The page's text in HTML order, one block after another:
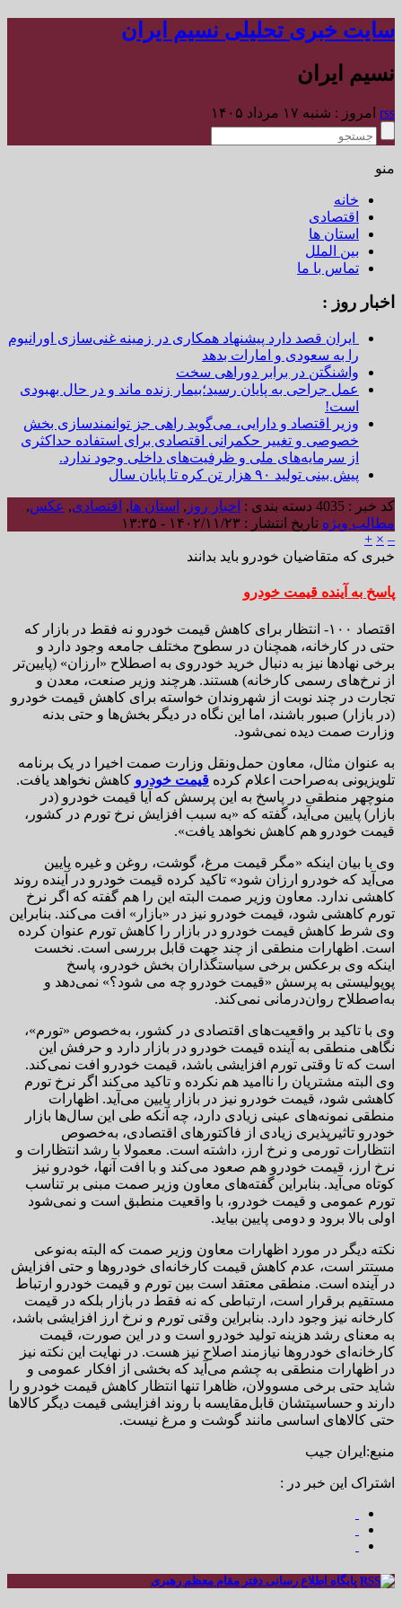
سایت خبری تحلیلی نسیم ایران
نسیم ایران
rss امروز : شنبه ۱۷ مرداد ۱۴۰۵
منو
خانه
اقتصادی
استان ها
بین الملل
تماس با ما
اخبار روز :
ایران قصد دارد پیشنهاد همکاری در زمینه غنی‌سازی اورانیوم
را به سعودی و امارات بدهد
واشنگتن در برابر دوراهی سخت
عمل جراحی به پایان رسید؛بیمار زنده ماند و در حال بهبودی
است!
وزیر اقتصاد و دارایی، می‌گوید راهی جز توانمندسازی بخش
خصوصی و تغییر حکمرانی اقتصادی برای استفاده حداکثری
از سرمایه‌های ملی و ظرفیت‌های داخلی وجود ندارد.
پیش بینی تولید ۹۰ هزار تن کره تا پایان سال
کد خبر : 4035 دسته بندی : اخبار روز , استان ها, اقتصادی, عکس,
مطالب ویژه تاریخ انتشار : ۱۴۰۲/۱۱/۲۳ - ۱۳:۳۵
–
×
+
خبری که متقاضیان خودرو باید بدانند
پاسخ به آینده قیمت خودرو
اقتصاد ۱۰۰- انتظار برای کاهش قیمت خودرو نه فقط در بازار که
حتی در کارخانه، همچنان در سطوح مختلف جامعه وجود دارد و
برخی نهادها نیز به دنبال خرید خودروی به اصطلاح «ارزان» (پایین‌تر
از نرخ‌های رسمی کارخانه) هستند. هرچند وزیر صنعت، معدن و
تجارت در چند نوبت از شهروندان خواسته برای کاهش قیمت خودرو
(در بازار) صبور باشند، اما این نگاه در دیگر بخش‌ها و حتی بدنه
وزارت صمت دیده نمی‌شود.
به عنوان مثال، معاون حمل‌و‌نقل وزارت صمت اخیرا در یک برنامه
تلویزیونی به‌صراحت اعلام کرده قیمت خودرو کاهش نخواهد یافت.
منوچهر منطقی در پاسخ به این پرسش که آیا قیمت خودرو (در
بازار) پایین می‌آید، گفته که «به سبب افزایش نرخ تورم در کشور،
قیمت خودرو هم کاهش نخواهد یافت».
وی با بیان اینکه «مگر قیمت مرغ، گوشت، روغن و غیره پایین
می‌آید که خودرو ارزان شود» تاکید کرده قیمت خودرو در آینده روند
کاهشی ندارد. معاون وزیر صمت البته این را هم گفته که اگر نرخ
تورم کاهشی شود، قیمت خودرو نیز در «بازار» افت می‌کند. بنابراین
وی شرط کاهش قیمت خودرو در بازار را کاهش تورم عنوان کرده
است. اظهارات منطقی از چند جهت قابل بررسی است. نخست
اینکه وی برعکس برخی سیاستگذاران بخش خودرو، پاسخ
پوپولیستی به پرسش «قیمت خودرو چه می شود؟» نمی‌دهد و
به‌اصطلاح روان‌درمانی نمی‌کند.
وی با تاکید بر واقعیت‌های اقتصادی در کشور، به‌خصوص «تورم»،
نگاهی منطقی به آینده قیمت خودرو در بازار دارد و حرفش این
است که تا وقتی تورم افزایشی باشد، قیمت خودرو افت نمی‌کند.
وی البته مشتریان را ناامید هم نکرده و تاکید می‌کند اگر نرخ تورم
کاهشی شود، قیمت خودرو نیز در بازار پایین می‌آید. اظهارات
منطقی نمونه‌های عینی زیادی دارد، چه آنکه طی این سال‌ها بازار
خودرو تاثیرپذیری زیادی از فاکتورهای اقتصادی، به‌خصوص
انتظارات تورمی و نرخ ارز، داشته است. معمولا با رشد انتظارات و
نرخ ارز، قیمت خودرو هم صعود می‌کند و با افت آنها، خودرو نیز
کوتاه می‌آید. بنابراین گفته‌های معاون وزیر صمت مبنی بر تناسب
تورم عمومی و قیمت خودرو، با واقعیت منطبق است و نمی‌شود
اولی بالا برود و دومی پایین بیاید.
نکته دیگر در مورد اظهارات معاون وزیر صمت که البته به‌نوعی
مستتر است، عدم کاهش قیمت کارخانه‌ای خودروها و حتی افزایش
در آینده است. منطقی معتقد است بین تورم و قیمت خودرو ارتباط
مستقیم برقرار است، ارتباطی که نه فقط در بازار بلکه در قیمت
کارخانه نیز وجود دارد. بنابراین وقتی تورم و نرخ ارز افزایشی باشد،
به معنای رشد هزینه تولید خودرو است و در این صورت، قیمت
کارخانه‌ای خودروها نیازمند اصلاح نیز هست. در نهایت این نکته نیز
در اظهارات منطقی به چشم می‌آید که بخشی از افکار عمومی و
شاید حتی برخی مسوولان، ظاهرا تنها انتظار کاهش قیمت خودرو را
دارند و حساسیتشان قابل‌مقایسه با روند افزایشی قیمت دیگر کالاها
حتی کالاهای اساسی مانند گوشت و مرغ نیست.
منبع:ایران جیب
اشتراک این خبر در :
پایگاه اطلاع رسانی دفتر مقام معظم رهبری